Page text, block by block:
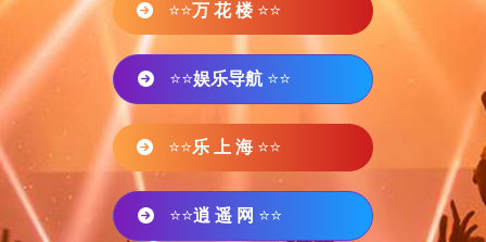
⭐⭐万 花 楼 ⭐⭐
⭐⭐娱乐导航 ⭐⭐
⭐⭐乐 上 海 ⭐⭐
⭐⭐逍 遥 网 ⭐⭐